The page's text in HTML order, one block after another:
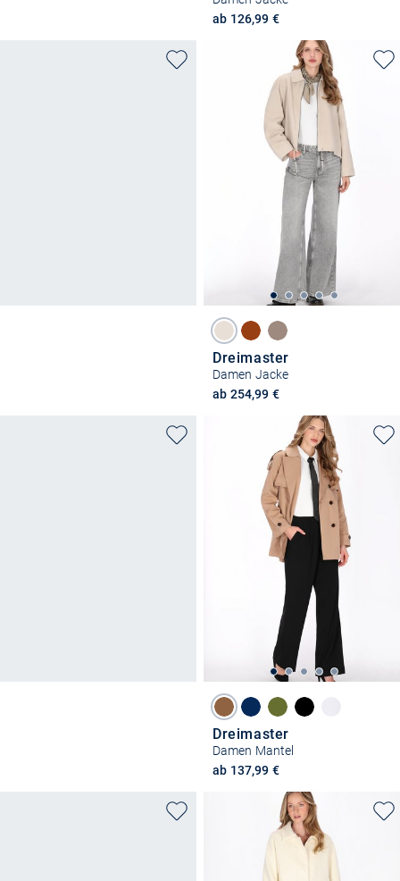
ab 126,99 €
Dreimaster
Damen Jacke
ab 254,99 €
Dreimaster
Damen Mantel
ab 137,99 €